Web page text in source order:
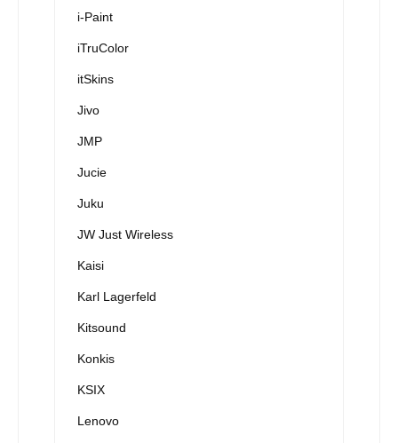
i-Paint
iTruColor
itSkins
Jivo
JMP
Jucie
Juku
JW Just Wireless
Kaisi
Karl Lagerfeld
Kitsound
Konkis
KSIX
Lenovo